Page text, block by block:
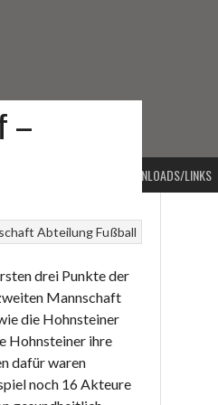
DOWNLOADS/LINKS
–
Abteilung Fußball
drei Punkte der
Mannschaft
die Hohnsteiner
Hohnsteiner ihre
dafür waren
noch 16 Akteure